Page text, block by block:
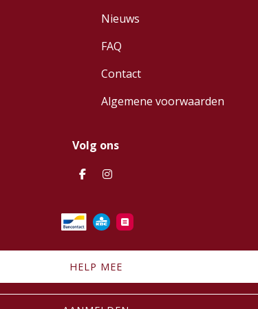
Nieuws
FAQ
Contact
Algemene voorwaarden
Volg ons
HELP MEE